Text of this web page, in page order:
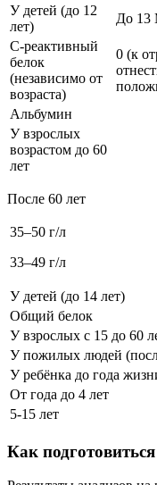
У детей (до 12
лет)
До
С-реактивный
белок
(независимо от
возраста)
0 (к
Альбумин
У взрослых
возрастом до 60
лет
После 60 лет
35–50 г/л
33–49 г/л
У детей (до 14 лет)
Общий белок
У взрослых с 15 до 60
У пожилых людей
У ребёнка до года
От года до 4 лет
5-15 лет
Как